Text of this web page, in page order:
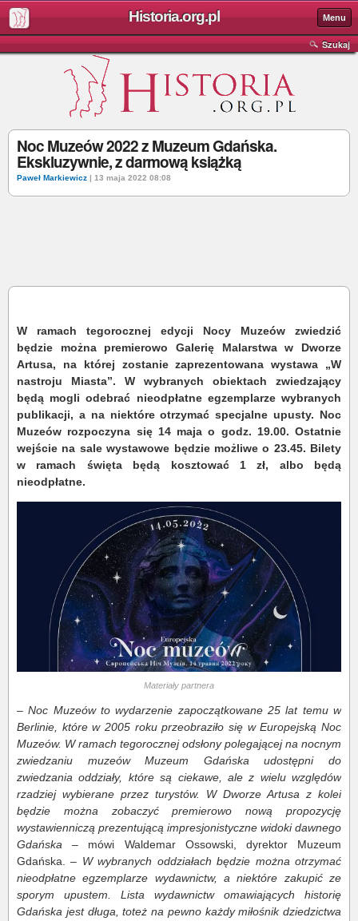
Historia.org.pl Menu
Szukaj
Noc Muzeów 2022 z Muzeum Gdańska.
Ekskluzywnie, z darmową książką
Paweł Markiewicz | 13 maja 2022 08:08
W ramach tegorocznej edycji Nocy Muzeów zwiedzić
będzie można premierowo Galerię Malarstwa w Dworze
Artusa, na której zostanie zaprezentowana wystawa „W
nastroju Miasta”. W wybranych obiektach zwiedzający
będą mogli odebrać nieodpłatne egzemplarze wybranych
publikacji, a na niektóre otrzymać specjalne upusty. Noc
Muzeów rozpoczyna się 14 maja o godz. 19.00. Ostatnie
wejście na sale wystawowe będzie możliwe o 23.45. Bilety
w ramach święta będą kosztować 1 zł, albo będą
nieodpłatne.
Materiały partnera
– Noc Muzeów to wydarzenie zapoczątkowane 25 lat temu w
Berlinie, które w 2005 roku przeobraziło się w Europejską Noc
Muzeów. W ramach tegorocznej odsłony polegającej na nocnym
zwiedzaniu muzeów Muzeum Gdańska udostępni do
zwiedzania oddziały, które są ciekawe, ale z wielu względów
rzadziej wybierane przez turystów. W Dworze Artusa z kolei
będzie można zobaczyć premierowo nową propozycję
wystawienniczą prezentującą impresjonistyczne widoki dawnego
Gdańska – mówi Waldemar Ossowski, dyrektor Muzeum
Gdańska. – W wybranych oddziałach będzie można otrzymać
nieodpłatne egzemplarze wydawnictw, a niektóre zakupić ze
sporym upustem. Lista wydawnictw omawiających historię
Gdańska jest długa, toteż na pewno każdy miłośnik dziedzictwa